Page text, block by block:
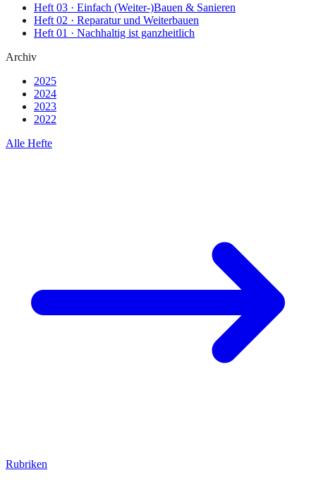
Heft 03 · Einfach (Weiter-)Bauen & Sanieren
Heft 02 · Reparatur und Weiterbauen
Heft 01 · Nachhaltig ist ganzheitlich
Archiv
2025
2024
2023
2022
Alle Hefte
Rubriken